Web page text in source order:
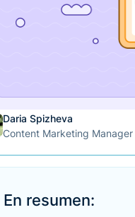
Daria Spizheva
Content Marketing Manager
En resumen: